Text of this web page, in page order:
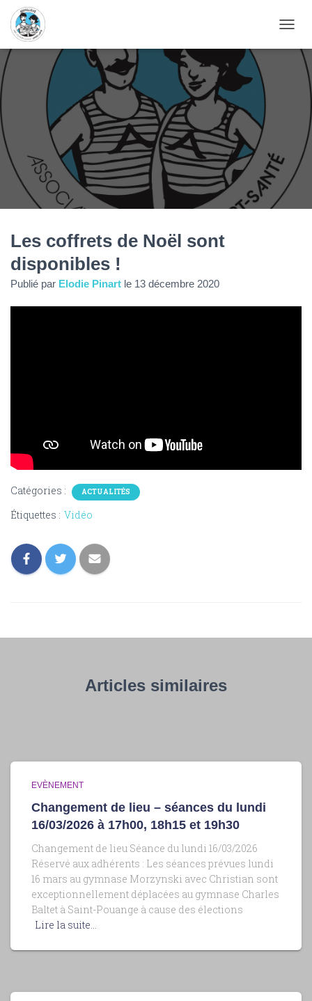
É
V
I
G
Les coffrets de Noël sont
disponibles !
Publié par Elodie Pinart le 13 décembre 2020
Catégories : ACTUALITÉS
Étiquettes : Vidéo
Articles similaires
EVÈNEMENT
Changement de lieu – séances du lundi
16/03/2026 à 17h00, 18h15 et 19h30
Changement de lieu Séance du lundi 16/03/2026
Réservé aux adhérents : Les séances prévues lundi
16 mars au gymnase Morzynski avec Christian sont
exceptionnellement déplacées au gymnase Charles
Baltet à Saint-Pouange à cause des élections
Lire la suite…